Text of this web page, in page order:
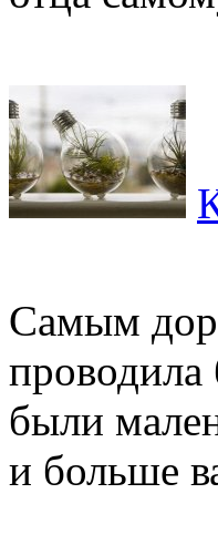
Самым
проводила
были
и больше